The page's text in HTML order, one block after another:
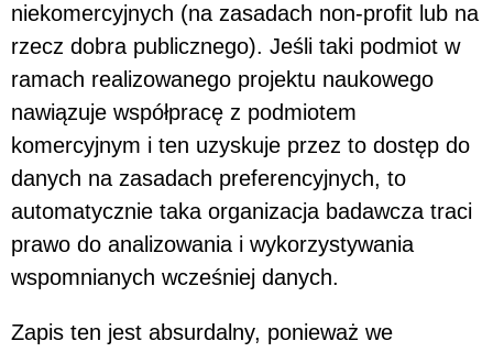
niekomercyjnych (na zasadach non-profit lub na
rzecz dobra publicznego). Jeśli taki podmiot w
ramach realizowanego projektu naukowego
nawiązuje współpracę z podmiotem
komercyjnym i ten uzyskuje przez to dostęp do
danych na zasadach preferencyjnych, to
automatycznie taka organizacja badawcza traci
prawo do analizowania i wykorzystywania
wspomnianych wcześniej danych.
Zapis ten jest absurdalny, ponieważ we